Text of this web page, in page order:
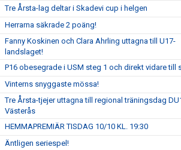
Tre Årsta-lag deltar i Skadevi cup i helgen
Herrarna säkrade 2 poäng!
Fanny Koskinen och Clara Ahrling uttagna till U17-
landslaget!
P16 obesegrade i USM steg 1 och direkt vidare till
Vinterns snyggaste mössa!
Tre Årsta-tjejer uttagna till regional träningsdag
Västerås
HEMMAPREMIÄR TISDAG 10/10 KL. 19:30
Äntligen seriespel!